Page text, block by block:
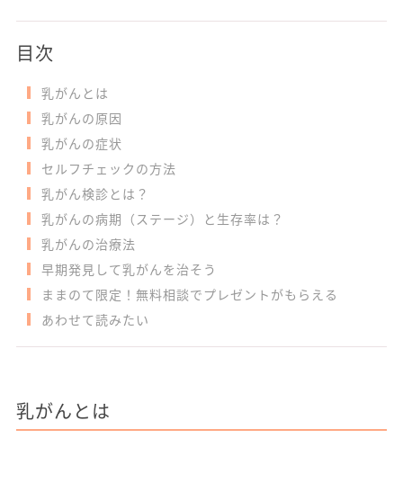
目次
乳がんとは
乳がんの原因
乳がんの症状
セルフチェックの方法
乳がん検診とは？
乳がんの病期（ステージ）と生存率は？
乳がんの治療法
早期発見して乳がんを治そう
ままのて限定！無料相談でプレゼントがもらえる
あわせて読みたい
乳がんとは